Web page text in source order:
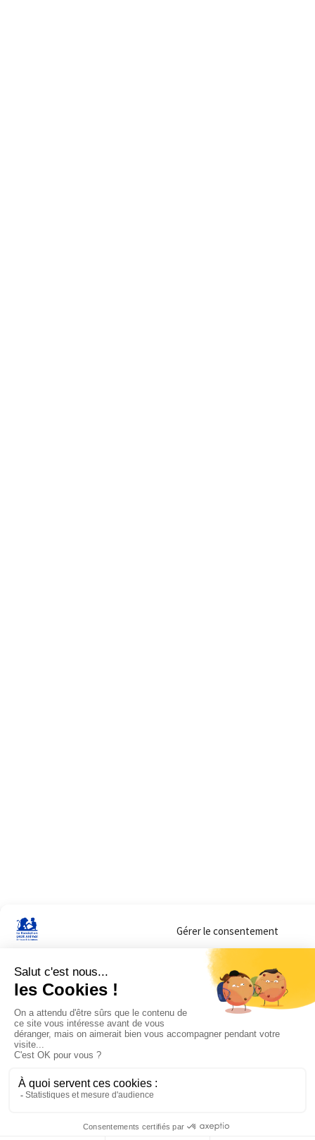
Gérer le consentement
Sur ce site, nous utilisons des cookies pour mesurer notre audience et vous
lorsque vous y consentez. Vous pouvez sélectionner ceux que vous autorisez
navigation.